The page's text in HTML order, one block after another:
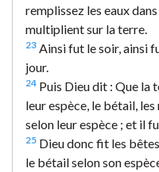
remplissez les eaux
multiplient sur la terre.
23 Ainsi fut le soir, ainsi
jour.
24 Puis Dieu dit : Que la
leur espèce, le bétail,
selon leur espèce ; et il
25 Dieu donc fit les
le bétail selon son